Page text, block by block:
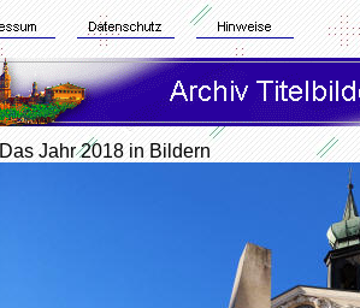
Das Jahr 2018 in Bildern